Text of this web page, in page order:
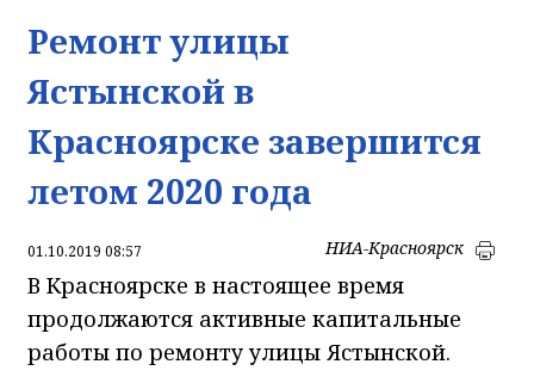
Ремонт улицы
Ястынской в
Красноярске завершится
летом 2020 года
01.10.2019 08:57 НИА-Красноярск
В Красноярске в настоящее время
продолжаются активные капитальные
работы по ремонту улицы Ястынской.